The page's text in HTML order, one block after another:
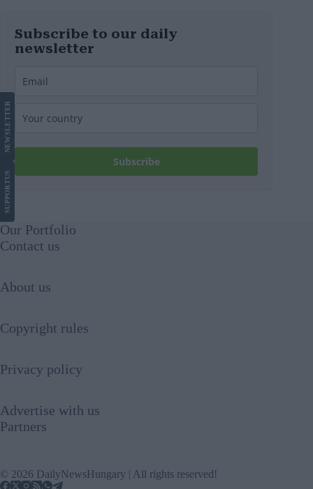
Subscribe to our daily
newsletter
Subscribe
SUPPORT
US
NEWS
LETTER
Our Portfolio
Contact us
About us
Copyright rules
Privacy policy
Advertise with us
Partners
© 2026 DailyNewsHungary | All rights reserved!